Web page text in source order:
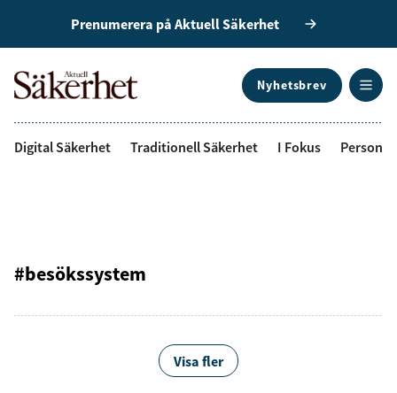
Prenumerera på Aktuell Säkerhet
Nyhetsbrev
Digital Säkerhet Traditionell Säkerhet I Fokus
#besökssystem
Visa fler